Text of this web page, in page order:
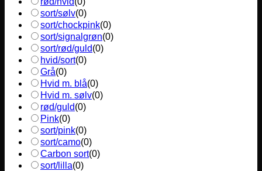
sort/sølv(0)
sort/chockpink(0)
sort/signalgrøn(0)
sort/rød/guld(0)
hvid/sort(0)
Grå(0)
Hvid m. blå(0)
Hvid m. sølv(0)
rød/guld(0)
Pink(0)
sort/pink(0)
sort/camo(0)
Carbon sort(0)
sort/lilla(0)